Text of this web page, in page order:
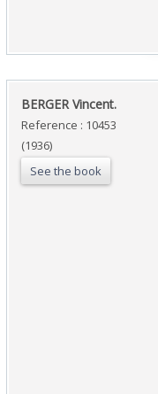
‎BERGER Vincent. ‎
Reference : 10453
(1936)
See the book